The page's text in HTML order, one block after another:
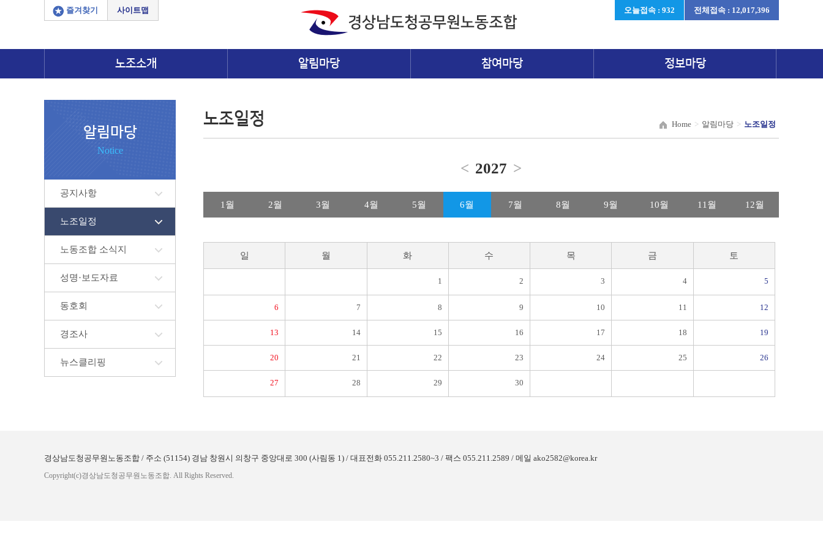
즐겨찾기 사이트맵 오늘접속 : 932 전체접속 : 12,017,396
노조소개 알림마당 참여마당 정보마당
알림마당
Notice
공지사항
노조일정
노동조합 소식지
성명·보도자료
동호회
경조사
뉴스클리핑
노조일정 Home > 알림마당 > 노조일정
< 2027 >
1월 2월 3월 4월 5월 6월 7월 8월 9월 10월 11월 12월
일 월 화 수 목 금 토
1 2 3 4 5
6 7 8 9 10 11 12
13 14 15 16 17 18 19
20 21 22 23 24 25 26
27 28 29 30
경상남도청공무원노동조합 / 주소 (51154) 경남 창원시 의창구 중앙대로 300 (사림동 1) / 대표전화 055.211.2580~3 / 팩스 055.211.2589 / 메일 ako2582@korea.kr
Copyright(c)경상남도청공무원노동조합. All Rights Reserved.